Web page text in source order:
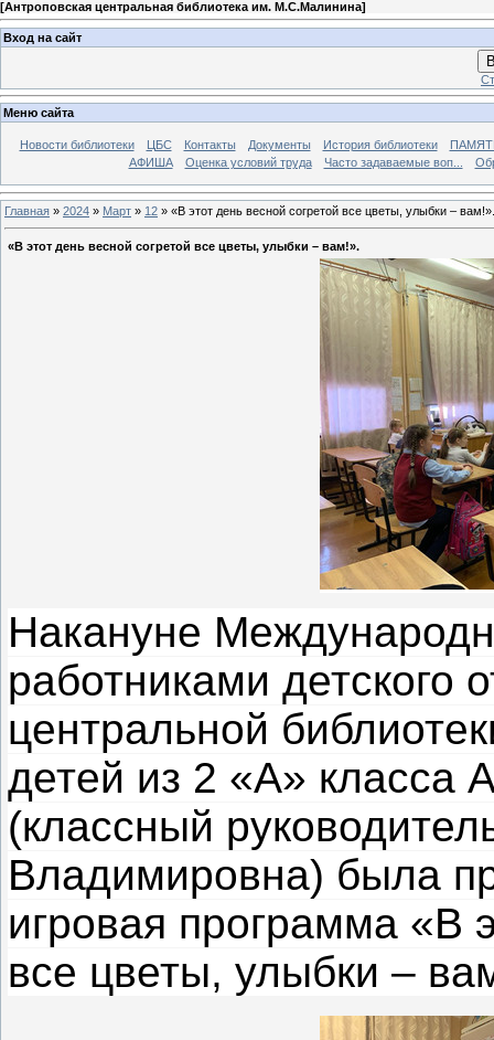
[Антроповская центральная библиотека им. М.С.Малинина]
Вход на сайт
Меню сайта
Новости библиотеки ЦБС Контакты Документы История библиотеки
АФИША
Оценка условий труда Часто задаваемые воп...
Главная » 2024 » Март » 12 » «В этот день весной согретой все цветы, улыбки – вам!».
«В этот день весной согретой все цветы, улыбки – вам!».
Накануне
работниками детского
центральной
детей из 2 «А» класса
(классный
Владимировна) была
игровая программа «В
все цветы, улыбки –